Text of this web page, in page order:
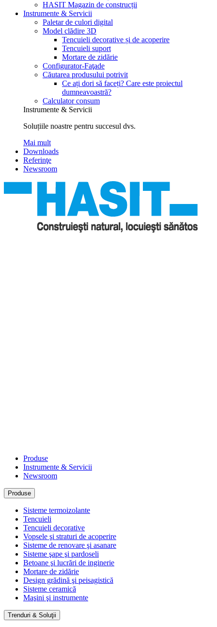
HASIT Magazin de construcții
Instrumente & Servicii
Paletar de culori digital
Model clădire 3D
Tencuieli decorative și de acoperire
Tencuieli suport
Mortare de zidărie
Configurator-Faţade
Căutarea produsului potrivit
Ce ați dori să faceți? Care este proiectul
dumneavoastră?
Calculator consum
Instrumente & Servicii
Soluțiile noastre pentru succesul dvs.
Mai mult
Downloads
Referinţe
Newsroom
Produse
Instrumente & Servicii
Newsroom
Produse
Sisteme termoizolante
Tencuieli
Tencuieli decorative
Vopsele şi straturi de acoperire
Sisteme de renovare şi asanare
Sisteme şape şi pardoseli
Betoane şi lucrări de inginerie
Mortare de zidărie
Design grădină şi peisagistică
Sisteme ceramică
Maşini şi instrumente
Trenduri & Soluţii